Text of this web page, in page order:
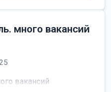
много вакансий
вакансий